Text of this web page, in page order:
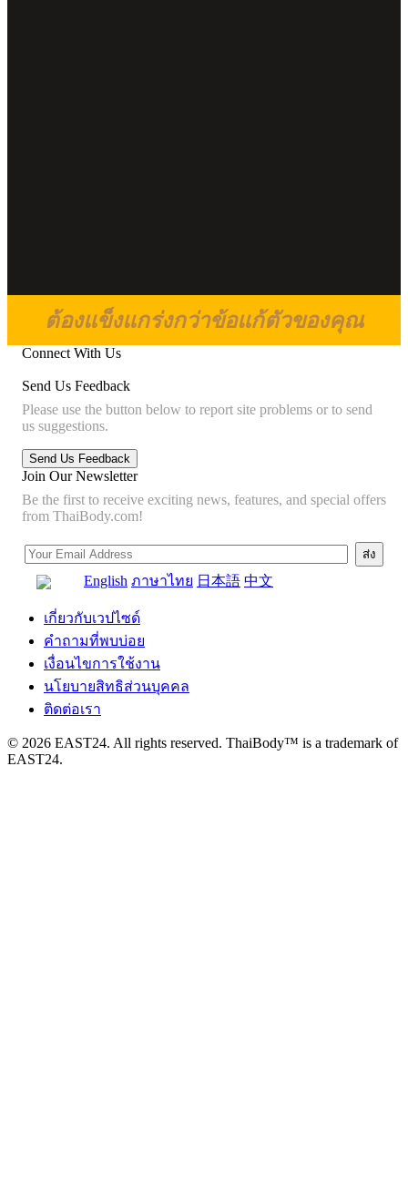
ต้องแข็งแกร่งกว่าข้อแก้ตัวของคุณ
Connect With Us
Send Us Feedback
Please use the button below to report site problems or to send
us suggestions.
Join Our Newsletter
Be the first to receive exciting news, features, and special offers
from ThaiBody.com!
English ภาษาไทย 日本語 中文
เกี่ยวกับเวปไซด์
คำถามที่พบบ่อย
เงื่อนไขการใช้งาน
นโยบายสิทธิส่วนบุคคล
ติดต่อเรา
© 2026 EAST24. All rights reserved. ThaiBody™ is a trademark of
EAST24.